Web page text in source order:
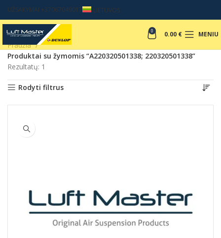
UŽSAKYMAI +37067049017 LIETUVOS
0 0.00 € MENIU
Pradžia
Produktai su žymomis “A220320501338; 220320501338”
Rezultatų: 1
Rodyti filtrus